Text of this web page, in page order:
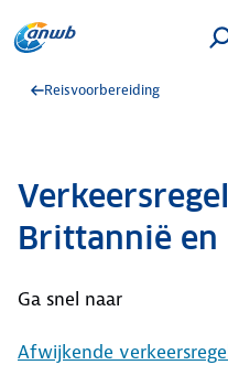
Reisvoorbereiding
Brittannië en
Ga snel naar
Afwijkende